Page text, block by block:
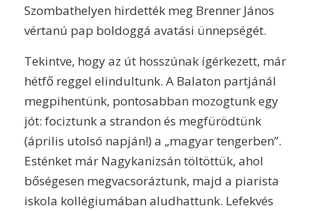
Szombathelyen hirdették meg Brenner János
vértanú pap boldoggá avatási ünnepségét.
Tekintve, hogy az út hosszúnak ígérkezett, már
hétfő reggel elindultunk. A Balaton partjánál
megpihentünk, pontosabban mozogtunk egy
jót: fociztunk a strandon és megfürödtünk
(április utolsó napján!) a „magyar tengerben”.
Esténket már Nagykanizsán töltöttük, ahol
bőségesen megvacsoráztunk, majd a piarista
iskola kollégiumában aludhattunk. Lefekvés